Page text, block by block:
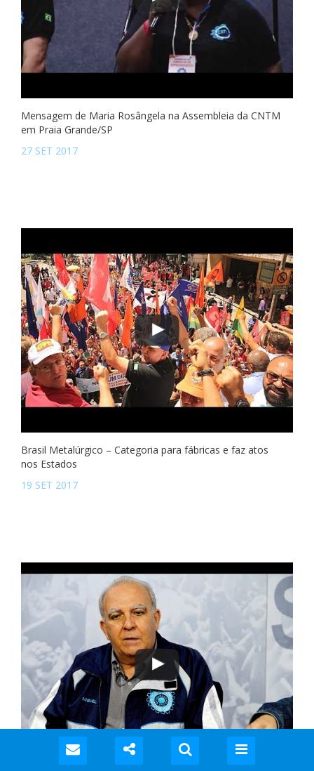
Mensagem de Maria Rosângela na Assembleia da CNTM
em Praia Grande/SP
27 SET 2017
Brasil Metalúrgico – Categoria para fábricas e faz atos
nos Estados
19 SET 2017